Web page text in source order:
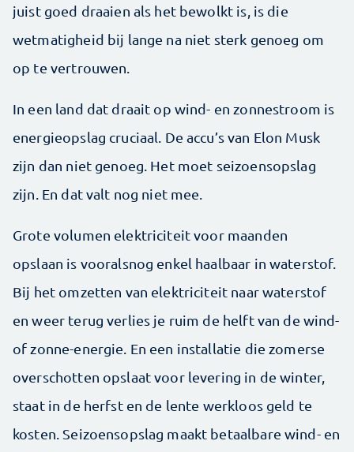
juist goed draaien als het bewolkt is, is die
wetmatigheid bij lange na niet sterk genoeg om
op te vertrouwen.
In een land dat draait op wind- en zonnestroom is
energieopslag cruciaal. De accu’s van Elon Musk
zijn dan niet genoeg. Het moet seizoensopslag
zijn. En dat valt nog niet mee.
Grote volumen elektriciteit voor maanden
opslaan is vooralsnog enkel haalbaar in waterstof.
Bij het omzetten van elektriciteit naar waterstof
en weer terug verlies je ruim de helft van de wind-
of zonne-energie. En een installatie die zomerse
overschotten opslaat voor levering in de winter,
staat in de herfst en de lente werkloos geld te
kosten. Seizoensopslag maakt betaalbare wind- en